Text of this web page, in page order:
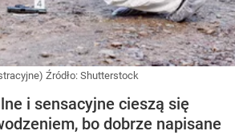
Źródło: Shutterstock
i sensacyjne cieszą się
bo dobrze napisane